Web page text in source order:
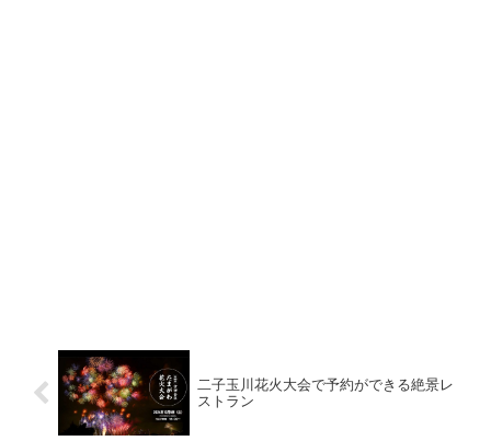
二子玉川花火大会で予約ができる絶景レ
ストラン